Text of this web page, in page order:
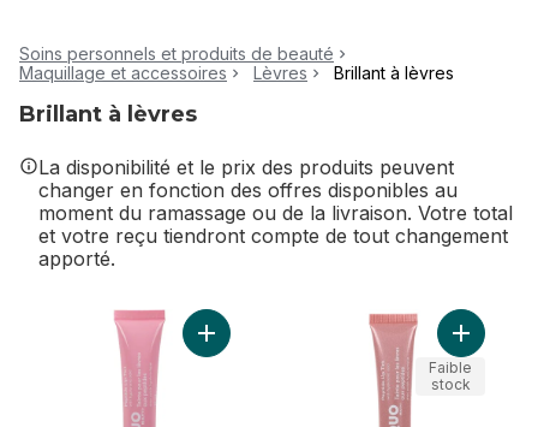
Soins personnels et produits de beauté
Maquillage et accessoires
Lèvres Brillant à lèvres
Brillant à lèvres
La disponibilité et le prix des produits peuvent
changer en fonction des offres disponibles au
moment du ramassage ou de la livraison. Votre total
et votre reçu tiendront compte de tout changement
apporté.
Ajouter Teinte pour les lèvres auxAjouter
Faible
stock